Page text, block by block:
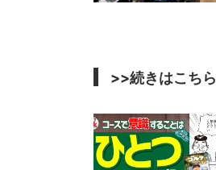
>>続きはこちら